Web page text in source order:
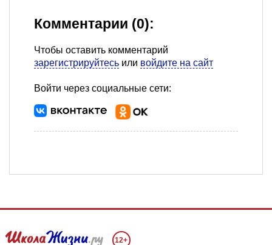
Комментарии (0):
Чтобы оставить комментарий
зарегистрируйтесь или войдите на сайт
Войти через социальные сети:
12+